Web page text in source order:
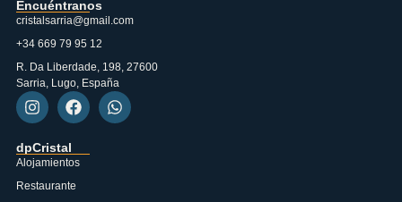
Encuéntranos
cristalsarria@gmail.com
+34 669 79 95 12
R. Da Liberdade, 198, 27600
Sarria, Lugo, España
dpCristal
Alojamientos
Restaurante